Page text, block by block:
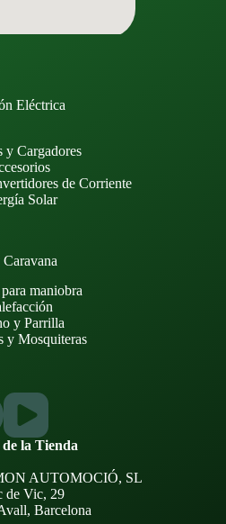
Eléctrica
y Cargadores
de Corriente
Solar
maniobra
y Parrilla
y Mosquiteras
la Tienda
AUTOMOCIÓ, SL
de Vic, 29
Barcelona